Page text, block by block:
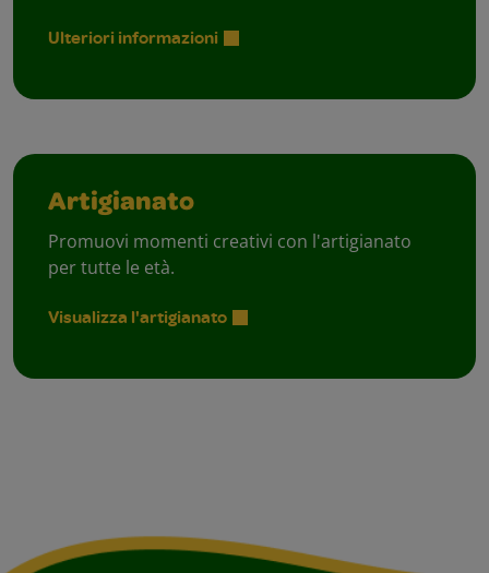
Ulteriori informazioni
Artigianato
Promuovi momenti creativi con l'artigianato
per tutte le età.
Visualizza l'artigianato